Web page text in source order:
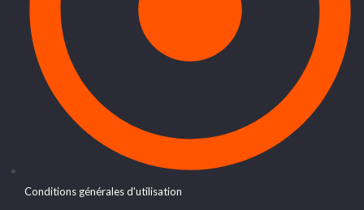
Conditions générales d'utilisation